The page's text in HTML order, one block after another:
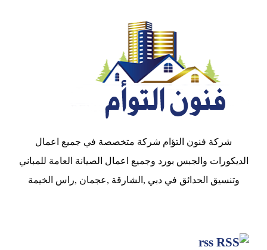
شركة فنون التؤام شركة متخصصة في جميع اعمال
الديكورات والجبس بورد وجميع اعمال الصيانة العامة للمباني
وتنسيق الحدائق في دبي ,الشارقة ,عجمان ,راس الخيمة
rss